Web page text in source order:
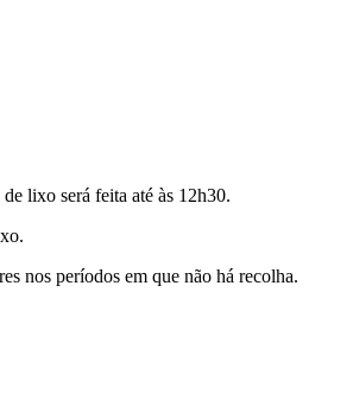
lixo será feita até às 12h30.
nos períodos em que não há recolha.